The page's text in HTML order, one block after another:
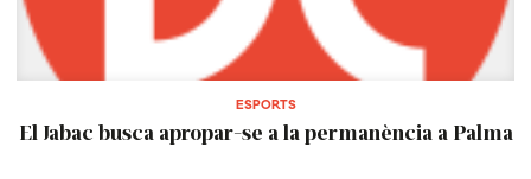
ESPORTS
El Jabac busca apropar-se a la permanència a Palma